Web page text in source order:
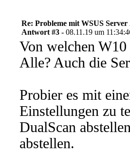
Re: Probleme mit WSUS Server
Antwort #3 - 08.11.19 um
Von welchen
Alle? Auch die
Probier es mit
Einstellungen zu
DualScan
abstellen.